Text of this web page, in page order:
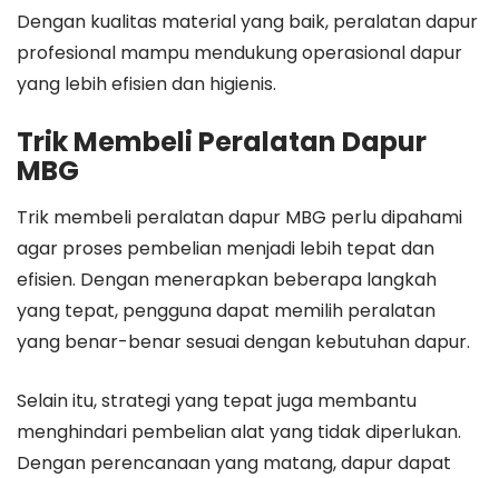
Dengan kualitas material yang baik, peralatan dapur
profesional mampu mendukung operasional dapur
yang lebih efisien dan higienis.
Trik Membeli Peralatan Dapur
MBG
Trik membeli peralatan dapur MBG perlu dipahami
agar proses pembelian menjadi lebih tepat dan
efisien. Dengan menerapkan beberapa langkah
yang tepat, pengguna dapat memilih peralatan
yang benar-benar sesuai dengan kebutuhan dapur.
Selain itu, strategi yang tepat juga membantu
menghindari pembelian alat yang tidak diperlukan.
Dengan perencanaan yang matang, dapur dapat